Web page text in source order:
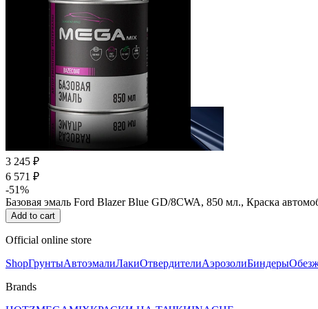
3 245 ₽
6 571 ₽
-51%
Базовая эмаль Ford Blazer Blue GD/8CWA, 850 мл., Краска
Add to cart
Official online store
ShopГрунтыАвтоэмалиЛакиОтвердителиАэрозолиБиндеры
Brands